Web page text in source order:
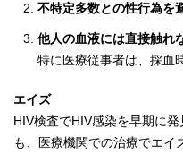
不特定多数との性行為を
他人の血液には直接触れ
特に医療従事者は、採血
エイズ
HIV検査でHIV感染を早期に
も、医療機関での治療でエイ